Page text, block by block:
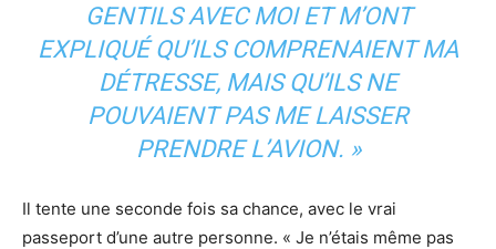
GENTILS AVEC MOI ET M’ONT
EXPLIQUÉ QU’ILS COMPRENAIENT MA
DÉTRESSE, MAIS QU’ILS NE
POUVAIENT PAS ME LAISSER
PRENDRE L’AVION. »
Il tente une seconde fois sa chance, avec le vrai
passeport d’une autre personne. « Je n’étais même pas